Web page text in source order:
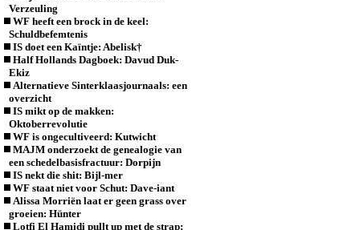
Verzeuling
WF heeft een brock in de keel:
Schuldbefemtenis
IS doet een Kaïntje: Abelisk†
Half Hollands Dagboek: Davud Duk-
Ekiz
Alternatieve Sinterklaasjournaals: een
overzicht
IS mikt op de makken:
Oktoberrevolutie
WF is ongecultiveerd: Kutwicht
MAJM onderzoekt de genealogie van
een schedelbasisfractuur: Dorpijn
IS nekt die shit: Bijl-mer
WF staat niet voor Schut: Dave-iant
Alissa Morriën laat er geen grass over
groeien: Hünter
Lotfi El Hamidi pullt up met de strap: